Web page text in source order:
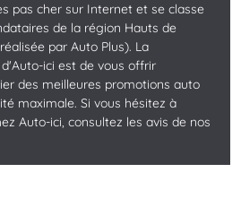
pas cher sur Internet et se classe
de la région Hauts de
par Auto Plus). La
ici est de vous offrir
des meilleures promotions auto
maximale. Si vous hésitez à
Auto-ici, consultez les avis de nos